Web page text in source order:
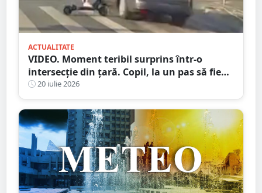
ACTUALITATE
VIDEO. Moment teribil surprins într-o
intersecție din țară. Copil, la un pas să fie
spulberat de mașină
20 iulie 2026